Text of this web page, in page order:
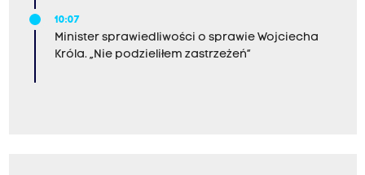
10:07
Minister sprawiedliwości o sprawie Wojciecha
Króla. „Nie podzieliłem zastrzeżeń”